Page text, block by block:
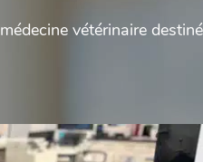
vétérinaire